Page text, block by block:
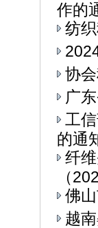
作的
纺
协
广
工
的通
纤
（
佛
越